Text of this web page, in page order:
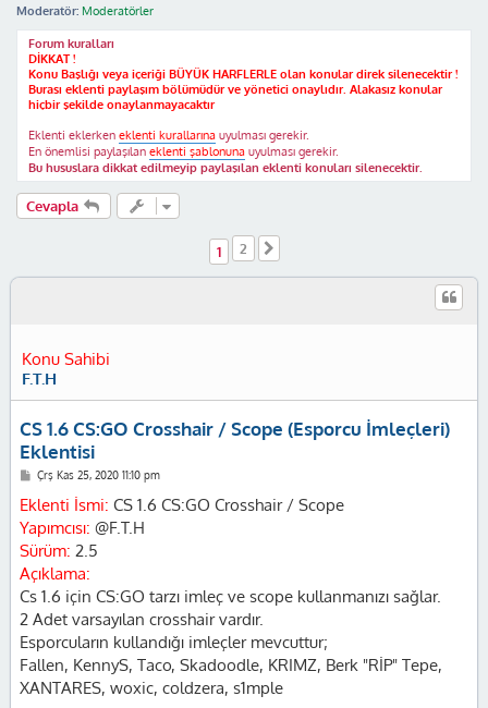
Moderatör: Moderatörler
Forum kuralları
DİKKAT !
Konu Başlığı veya içeriği BÜYÜK HARFLERLE olan konular direk silenecektir !
Burası eklenti paylaşım bölümüdür ve yönetici onaylıdır. Alakasız konular
hiçbir şekilde onaylanmayacaktır
Eklenti eklerken eklenti kurallarına uyulması gerekir.
En önemlisi paylaşılan eklenti şablonuna uyulması gerekir.
Bu hususlara dikkat edilmeyip paylaşılan eklenti konuları silenecektir.
Cevapla
1 2
Konu Sahibi
F.T.H
CS 1.6 CS:GO Crosshair / Scope (Esporcu İmleçleri)
Eklentisi
M
s
a
j
Çrş Kas 25, 2020 11:10 pm
Eklenti İsmi: CS 1.6 CS:GO Crosshair / Scope
Yapımcısı: @F.T.H
Sürüm: 2.5
Açıklama:
Cs 1.6 için CS:GO tarzı imleç ve scope kullanmanızı sağlar.
2 Adet varsayılan crosshair vardır.
Esporcuların kullandığı imleçler mevcuttur;
Fallen, KennyS, Taco, Skadoodle, KRIMZ, Berk "RİP" Tepe,
XANTARES, woxic, coldzera, s1mple